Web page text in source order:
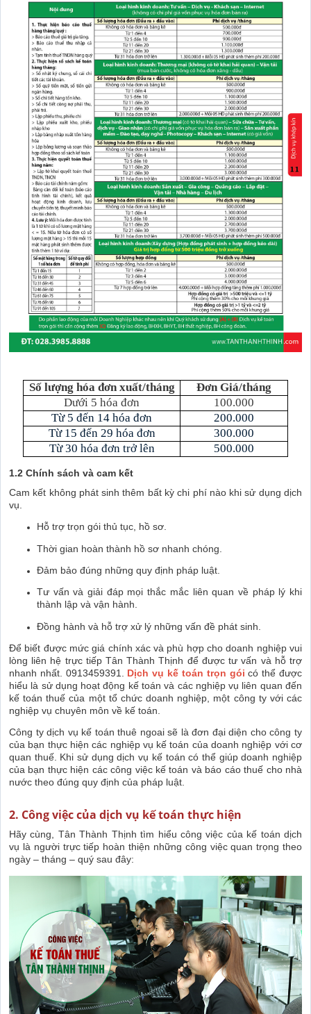
Số lượng hóa đơn xuất/tháng
Đơn Giá/tháng
Dưới 5 hóa đơn
100.000
Từ 5 đến 14 hóa đơn
200.000
Từ 15 đến 29 hóa đơn
300.000
Từ 30 hóa đơn trở lên
500.000
1.2 Chính sách và cam kết
Cam kết không phát sinh thêm bất kỳ chi phí nào khi sử dụng dịch
vụ.
Hỗ trợ trọn gói thủ tục, hồ sơ.
Thời gian hoàn thành hồ sơ nhanh chóng.
Đảm bảo đúng những quy định pháp luật.
Tư vấn và giải đáp mọi thắc mắc liên quan về pháp lý khi
thành lập và vận hành.
Đồng hành và hỗ trợ xử lý những vấn đề phát sinh.
Để biết được mức giá chính xác và phù hợp cho doanh nghiệp vui
lòng liên hệ trực tiếp Tân Thành Thịnh để được tư vấn và hỗ trợ
nhanh nhất. 0913459391. Dịch vụ kế toán trọn góicó thể được
hiểu là sử dụng hoạt động kế toán và các nghiệp vụ liên quan đến
kế toán thuế của một tổ chức doanh nghiệp, một công ty với các
nghiệp vụ chuyên môn về kế toán.
Công ty dịch vụ kế toán thuê ngoai sẽ là đơn đại diện cho công ty
của bạn thực hiện các nghiệp vụ kế toán của doanh nghiệp với cơ
quan thuế. Khi sử dụng dịch vụ kế toán có thể giúp doanh nghiệp
của bạn thực hiện các công việc kế toán và báo cáo thuế cho nhà
nước theo đúng quy định của pháp luật.
2. Công việc của dịch vụ kế toán thực hiện
Hãy cùng, Tân Thành Thịnh tìm hiểu công việc của kế toán dịch
vụ là người trực tiếp hoàn thiện những công việc quan trọng theo
ngày – tháng – quý sau đây: